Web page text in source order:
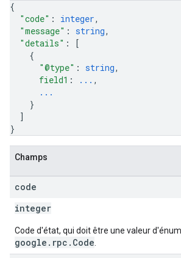
{
"code" : integer,
"message" : string,
"details" :
[
{
"@type" : string,
field1 : ... ,
...
}
]
}
Champs
code
integer
Code d'état, qui doit être une valeur
google.rpc.Code